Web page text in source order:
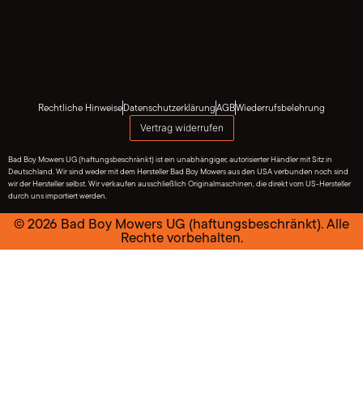
Rechtliche HinweiseDatenschutzerklärungAGBWiederrufsbelehrung
Vertrag widerrufen
Bad Boy Mowers UG (haftungsbeschränkt) ist ein unabhängiger, autorisierter Händler mit Sitz in
Deutschland. Wir sind weder mit dem Hersteller Bad Boy Mowers aus den USA verbunden noch sind
wir der Hersteller selbst. Wir verkaufen ausschließlich Originalmaschinen, die direkt vom US-Hersteller
durch uns importiert werden.
© 2026 Bad Boy Mowers UG (haftungsbeschränkt). Alle
Rechte vorbehalten.